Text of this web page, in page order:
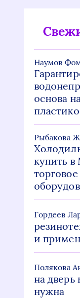
Наумов
основа
Рыбакова
купить
Гордеев
и
Полякова
на дверь
нужна